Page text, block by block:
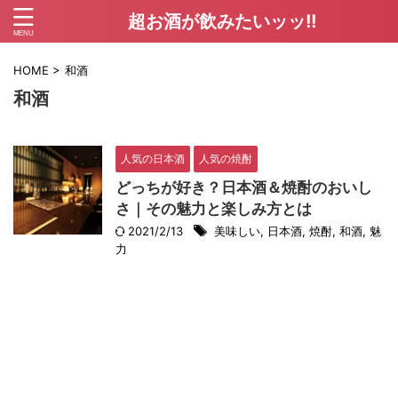
超お酒が飲みたいッッ!!
HOME > 和酒
和酒
人気の日本酒 人気の焼酎
どっちが好き？日本酒＆焼酎のおいし
さ｜その魅力と楽しみ方とは
2021/2/13 美味しい, 日本酒, 焼酎, 和酒, 魅
力